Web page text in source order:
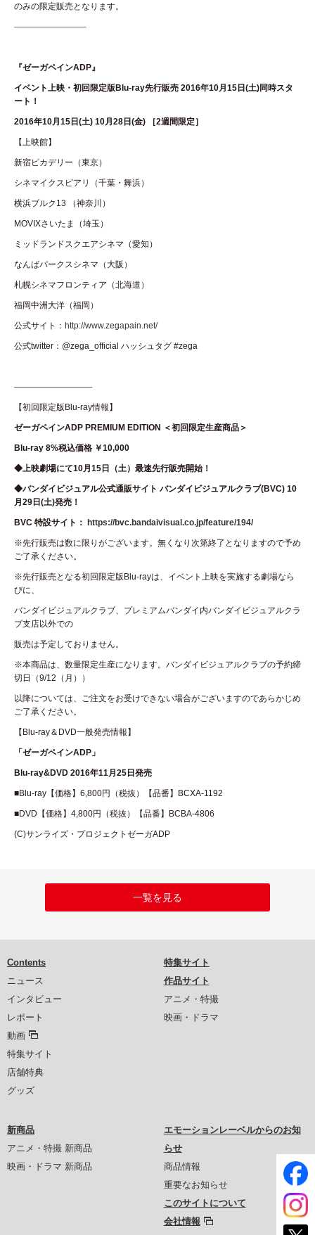
のみの限定販売となります。
————————–
『ゼーガペインADP』
イベント上映・初回限定版Blu-ray先行販売 2016年10月15日(土)同時スタ
ート！
2016年10月15日(土) 10月28日(金) ［2週間限定］
【上映館】
新宿ピカデリー（東京）
シネマイクスピアリ（千葉・舞浜）
横浜ブルク13 （神奈川）
MOVIXさいたま（埼玉）
ミッドランドスクエアシネマ（愛知）
なんばパークスシネマ（大阪）
札幌シネマフロンティア（北海道）
福岡中洲大洋（福岡）
公式サイト： http://www.zegapain.net/
公式twitter：@zega_official ハッシュタグ #zega
————————–
【初回限定版Blu-ray情報】
ゼーガペインADP PREMIUM EDITION ＜初回限定生産商品＞
Blu-ray 8%税込価格 ￥10,000
◆上映劇場にて10月15日（土）最速先行販売開始！
◆バンダイビジュアル公式通販サイト バンダイビジュアルクラブ(BVC) 10
月29日(土)発売！
BVC 特設サイト： https://bvc.bandaivisual.co.jp/feature/194/
※先行販売は数に限りがございます。無くなり次第終了となりますので予め
ご了承ください。
※先行販売となる初回限定版Blu-rayは、イベント上映を実施する劇場なら
びに、
バンダイビジュアルクラブ、プレミアムバンダイ内バンダイビジュアルクラ
ブ支店以外での
販売は予定しておりません。
※本商品は、数量限定生産になります。バンダイビジュアルクラブの予約締
切日（9/12（月））
以降については、ご注文をお受けできない場合がございますのであらかじめ
ご了承ください。
【Blu-ray＆DVD一般発売情報】
「ゼーガペインADP」
Blu-ray&DVD 2016年11月25日発売
■Blu-ray【価格】6,800円（税抜）【品番】BCXA-1192
■DVD【価格】4,800円（税抜）【品番】BCBA-4806
(C)サンライズ・プロジェクトゼーガADP
一覧を見る
Contents
ニュース
インタビュー
レポート
動画
特集サイト
店舗特典
グッズ
特集サイト
作品サイト
アニメ・特撮
映画・ドラマ
新商品
アニメ・特撮 新商品
映画・ドラマ 新商品
エモーションレーベルからのお知
らせ
商品情報
重要なお知らせ
このサイトについて
会社情報